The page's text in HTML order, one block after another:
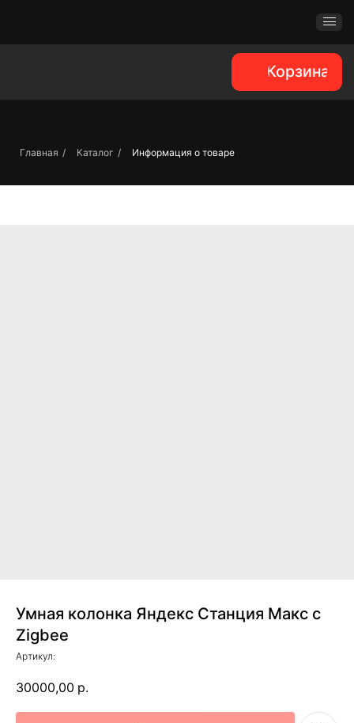
Главная / Каталог / Информация о товаре
Умная колонка Яндекс Станция Макс с
Zigbee
Артикул:
30000,00 р.